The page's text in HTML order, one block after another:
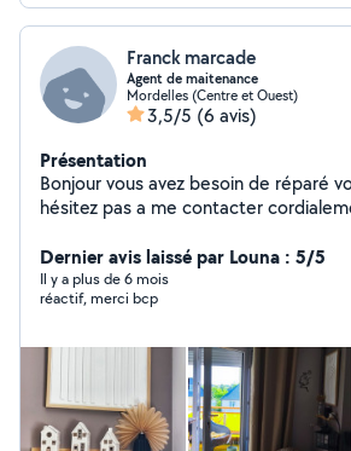
Franck marcade
Agent de maitenance
Mordelles (Centre et Ouest)
3,5/5 (6 avis)
Présentation
Bonjour vous avez besoin de réparé
hésitez pas a me contacter
Dernier avis laissé par Louna : 5/5
Il y a plus de 6 mois
réactif, merci bcp